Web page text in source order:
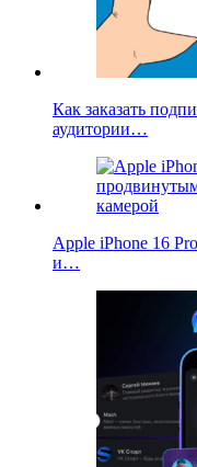
Как заказать
аудитории…
Apple iPhone 16
и…